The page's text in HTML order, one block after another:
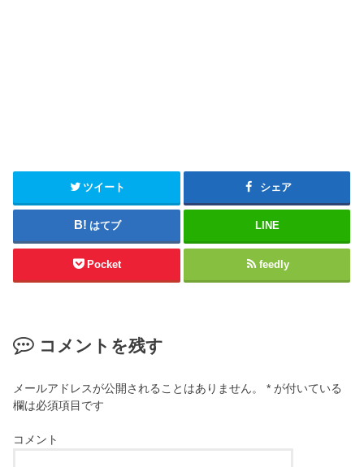
ツイート シェア
はてブ LINE
Pocket feedly
コメントを残す
メールアドレスが公開されることはありません。 * が付いている
欄は必須項目です
コメント